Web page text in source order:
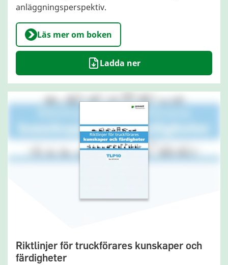
anläggningsperspektiv.
Läs mer om boken
Ladda ner
Riktlinjer för truckförares kunskaper och
färdigheter